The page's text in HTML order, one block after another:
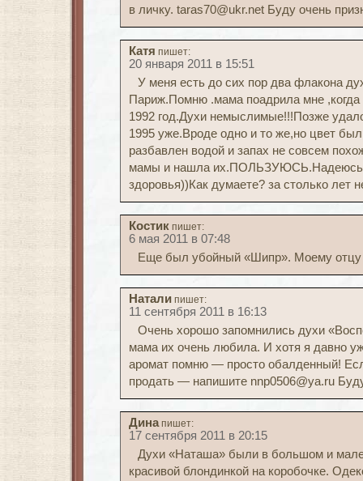
в личку. taras70@ukr.net Буду очень
Катя пишет:
20 января 2011 в 15:51
У меня есть до сих пор два флакона
Париж.Помню .мама поадрила мне
1992 год.Духи немыслимые!!!Позже
1995 уже.Вроде одно и то же,но цвет
разбавлен водой и запах не совсем
мамы и нашла их.ПОЛЬЗУЮСЬ.Надеюсь
здоровья))Как думаете? за столько лет
Костик пишет:
6 мая 2011 в 07:48
Еще был убойный «Шипр». Моему отцу
Натали пишет:
11 сентября 2011 в 16:13
Очень хорошо запомнились духи
мама их очень любила. И хотя я давно
аромат помню — просто обалденный!
продать — напишите nnp0506@ya.ru
Дина пишет:
17 сентября 2011 в 20:15
Духи «Наташа» были в большом и
красивой блондинкой на коробочке.